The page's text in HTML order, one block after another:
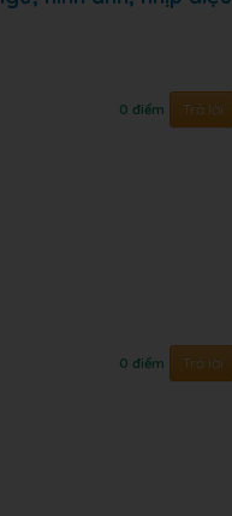
0 điểm Trả lời
0 điểm Trả lời